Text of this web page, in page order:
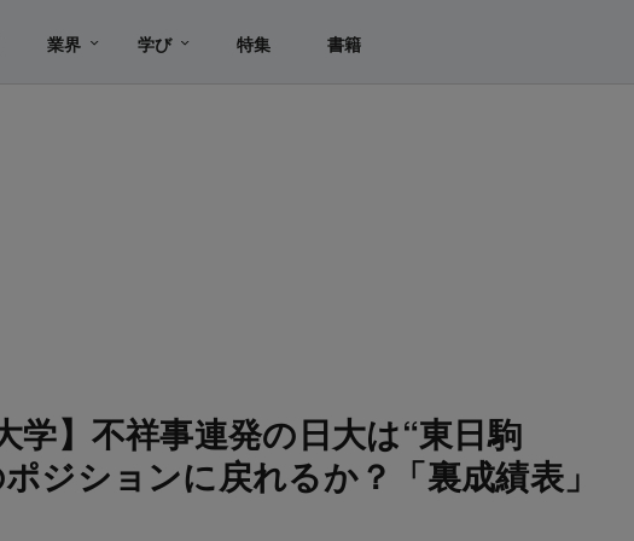
業界 学び 特集 書籍
学】不祥事連発の日大は“東日駒
ジションに戻れるか？「裏成績表」